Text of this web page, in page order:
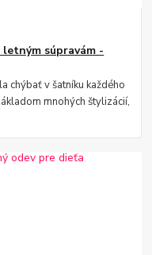
súpravám -
chýbať v šatníku každého
mnohých štylizácií,